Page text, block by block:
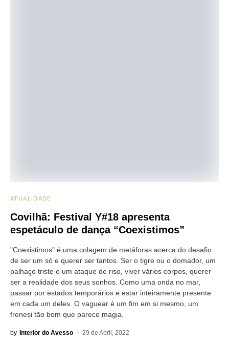
ATUALIDADE
Covilhã: Festival Y#18 apresenta
espetáculo de dança “Coexistimos”
"Coexistimos" é uma colagem de metáforas acerca do desafio
de ser um só e querer ser tantos. Ser o tigre ou o domador, um
palhaço triste e um ataque de riso, viver vários corpos, querer
ser a realidade dos seus sonhos. Como uma onda no mar,
passar por estados temporários e estar inteiramente presente
em cada um deles. O vaguear é um fim em si mesmo, um
frenesi tão bom que parece magia.
by Interior do Avesso 29 de Abril, 2022